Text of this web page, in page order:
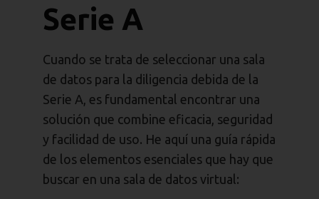
Serie A
Cuando se trata de seleccionar una sala
de datos para la diligencia debida de la
Serie A, es fundamental encontrar una
solución que combine eficacia, seguridad
y facilidad de uso. He aquí una guía rápida
de los elementos esenciales que hay que
buscar en una sala de datos virtual: